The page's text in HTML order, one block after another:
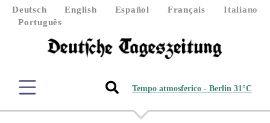
Deutsch English Español Français
Italiano
Português
Tempo atmosferico - Berlin 31°C